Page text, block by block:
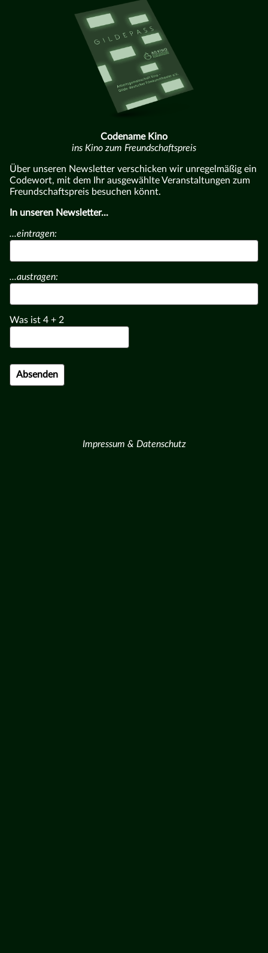
Codename Kino
ins Kino zum Freundschaftspreis
Über unseren Newsletter verschicken wir unregelmäßig ein
Codewort, mit dem Ihr ausgewählte Veranstaltungen zum
Freundschaftspreis besuchen könnt.
In unseren Newsletter...
...eintragen:
...austragen:
Was ist 4 + 2
Impressum & Datenschutz